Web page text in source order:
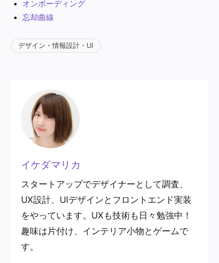
オンボーディング
忘却曲線
デザイン・情報設計・UI
イケダマリカ
スタートアップでデザイナーとして調査、
UX設計、UIデザインとフロントエンド実装
をやっています。UXも技術も日々勉強中！
趣味は片付け、インテリア小物とゲームで
す。